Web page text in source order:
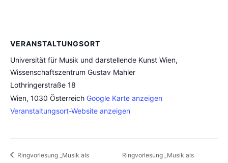
VERANSTALTUNGSORT
Universität für Musik und darstellende Kunst Wien,
Wissenschaftszentrum Gustav Mahler
Lothringerstraße 18
Wien, 1030 Österreich Google Karte anzeigen
Veranstaltungsort-Website anzeigen
Ringvorlesung „Musik als
Ringvorlesung „Musik als